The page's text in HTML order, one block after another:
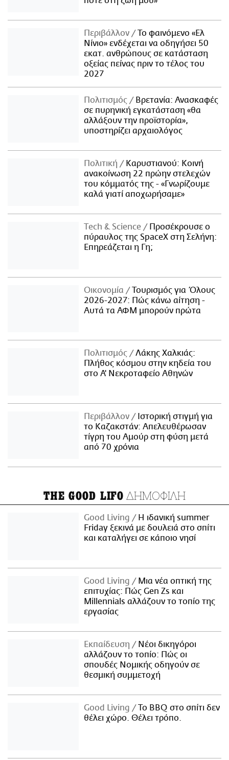
Περιβάλλον
Το φαινόμενο «Ελ
Νίνιο» ενδέχεται να οδηγήσει 50
εκατ. ανθρώπους σε κατάσταση
οξείας πείνας πριν το τέλος του
2027
Πολιτισμός
Βρετανία: Ανασκαφές
σε πυρηνική εγκατάσταση «θα
αλλάξουν την προϊστορία»,
υποστηρίζει αρχαιολόγος
Πολιτική
Καρυστιανού: Κοινή
ανακοίνωση 22 πρώην στελεχών
του κόμματός της - «Γνωρίζουμε
καλά γιατί αποχωρήσαμε»
Τech & Science
Προσέκρουσε ο
πύραυλος της SpaceX στη Σελήνη:
Επηρεάζεται η Γη;
Οικονομία
Τουρισμός για Όλους
2026-2027: Πώς κάνω αίτηση -
Αυτά τα ΑΦΜ μπορούν πρώτα
Πολιτισμός
Λάκης Χαλκιάς:
Πλήθος κόσμου στην κηδεία του
στο Α' Νεκροταφείο Αθηνών
Περιβάλλον
Ιστορική στιγμή για
το Καζακστάν: Απελευθέρωσαν
τίγρη του Αμούρ στη φύση μετά
από 70 χρόνια
THE GOOD LIFO ΔΗΜΟΦΙΛΗ
Good Living
Η ιδανική summer
Friday ξεκινά με δουλειά στο σπίτι
και καταλήγει σε κάποιο νησί
Good Living
Μια νέα οπτική της
επιτυχίας: Πώς Gen Zs και
Millennials αλλάζουν το τοπίο της
εργασίας
Εκπαίδευση
Νέοι δικηγόροι
αλλάζουν το τοπίο: Πώς οι
σπουδές Νομικής οδηγούν σε
θεσμική συμμετοχή
Good Living
Το BBQ στο σπίτι δεν
θέλει χώρο. Θέλει τρόπο.